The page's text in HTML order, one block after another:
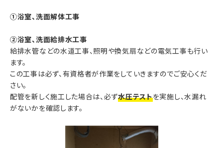
①浴室、洗面解体工事
②浴室、洗面給排水工事
給排水管などの水道工事、照明や換気扇などの電気工事も行い
ます。
この工事は必ず、有資格者が作業をしていきますのでご安心くだ
さい。
配管を新しく施工した場合は、必ず水圧テストを実施し、水漏れ
がないかを確認します。